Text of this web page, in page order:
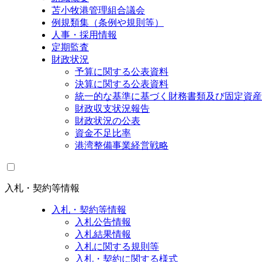
苫小牧港管理組合議会
例規類集（条例や規則等）
人事・採用情報
定期監査
財政状況
予算に関する公表資料
決算に関する公表資料
統一的な基準に基づく財務書類及び固定資
財政収支状況報告
財政状況の公表
資金不足比率
港湾整備事業経営戦略
入札・契約等情報
入札・契約等情報
入札公告情報
入札結果情報
入札に関する規則等
入札・契約に関する様式